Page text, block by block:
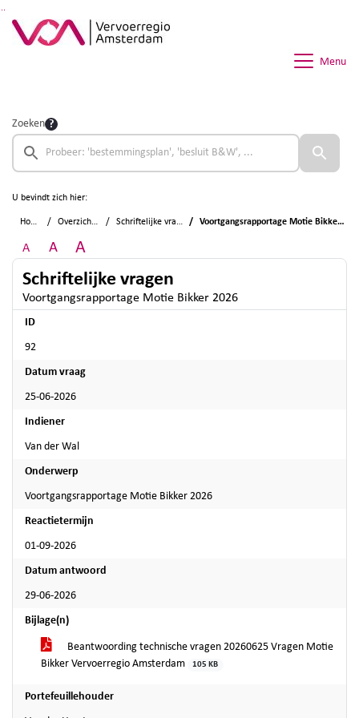
Menu
Zoeken
U bevindt zich hier:
Home Overzichten Schriftelijke vragen Voortgangsrapportage Motie Bikker 2026
A A A
Schriftelijke vragen
Voortgangsrapportage Motie Bikker 2026
ID
92
Datum vraag
25-06-2026
Indiener
Van der Wal
Onderwerp
Voortgangsrapportage Motie Bikker 2026
Reactietermijn
01-09-2026
Datum antwoord
29-06-2026
Bijlage(n)
Beantwoording technische vragen 20260625 Vragen Motie
Bikker Vervoerregio Amsterdam
105 KB
Portefeuillehouder